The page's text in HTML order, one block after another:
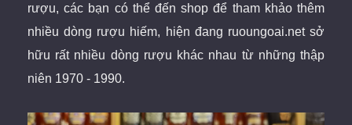
rượu, các bạn có thể đến shop để tham khảo thêm
nhiều dòng rượu hiếm, hiện đang ruoungoai.net sở
hữu rất nhiều dòng rượu khác nhau từ những thập
niên 1970 - 1990.